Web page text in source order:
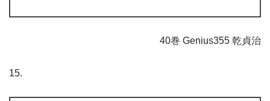
40巻 Genius355 乾貞治
15.